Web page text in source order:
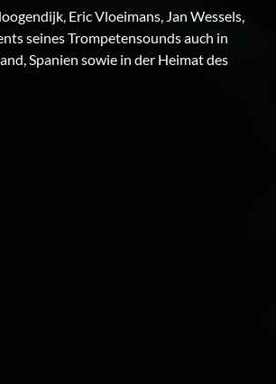
Eric Vloeimans, Jan Wessels,
seines Trompetensounds auch in
Spanien sowie in der Heimat des